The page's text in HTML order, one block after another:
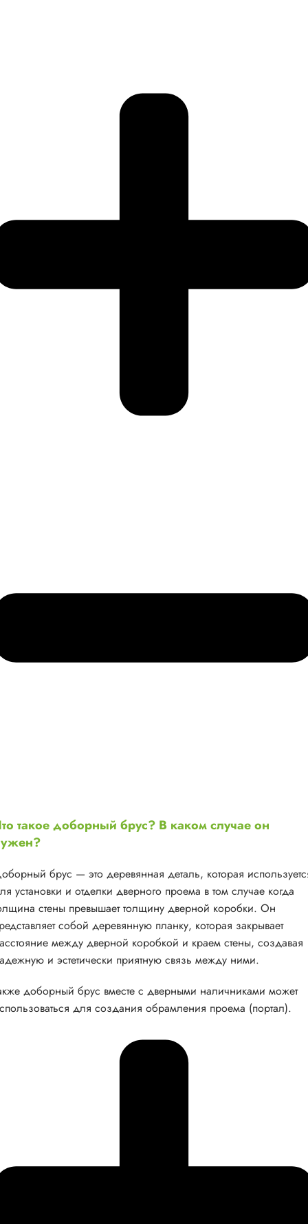
такое доборный брус? В каком случае он
брус — это деревянная деталь, которая
установки и отделки дверного проема в том случае когда
стены превышает толщину дверной коробки. Он
собой деревянную планку, которая закрывает
между дверной коробкой и краем стены, создавая
и эстетически приятную связь между ними.
доборный брус вместе с дверными наличниками может
для создания обрамления проема (портал).